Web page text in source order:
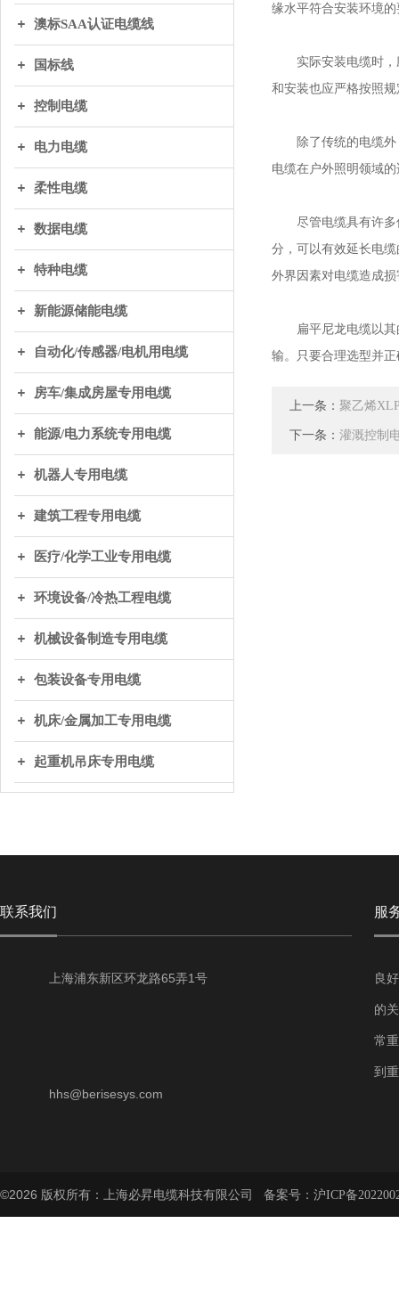
澳标SAA认证电缆线
国标线
控制电缆
电力电缆
柔性电缆
数据电缆
特种电缆
新能源储能电缆
自动化/传感器/电机用电缆
房车/集成房屋专用电缆
能源/电力系统专用电缆
机器人专用电缆
建筑工程专用电缆
医疗/化学工业专用电缆
环境设备/冷热工程电缆
机械设备制造专用电缆
包装设备专用电缆
机床/金属加工专用电缆
起重机吊床专用电缆
缘水平符合安装环境
实际安装电缆时，应
和安装也应严格按照
除了传统的电缆外，
电缆在户外照明领域
尽管电缆具有许多优
分，可以有效延长电
外界因素对电缆造成损
扁平尼龙电缆以其的
输。只要合理选型并
上一条： 聚乙烯
下一条： 灌溉控制
联系我们
上海浦东新区环龙路65弄1号
hhs@berisesys.com
服
良
的
常
到
©2026 版权所有：上海必昇电缆科技有限公司 备案号： 沪ICP备